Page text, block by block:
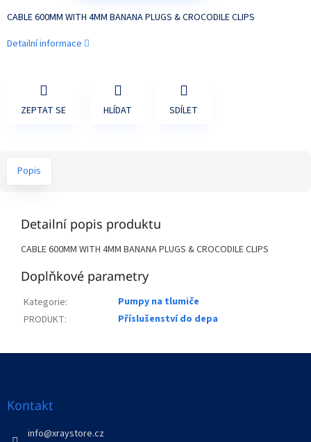
CABLE 600MM WITH 4MM BANANA PLUGS & CROCODILE CLIPS
Detailní informace
ZEPTAT SE HLÍDAT SDÍLET
Popis
Detailní popis produktu
CABLE 600MM WITH 4MM BANANA PLUGS & CROCODILE CLIPS
Doplňkové parametry
Kategorie:
Pumpy na tlumiče
PRODUKT: Příslušenství do depa
Kontakt
info@xraystore.cz